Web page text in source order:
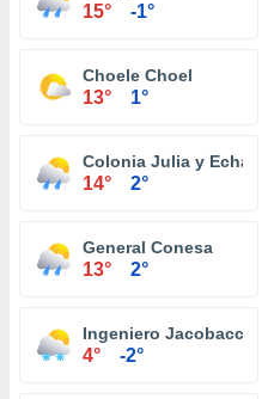
15° -1°
Choele Choel
13° 1°
Colonia Julia y Echarren
14° 2°
General Conesa
13° 2°
Ingeniero Jacobacci
4° -2°